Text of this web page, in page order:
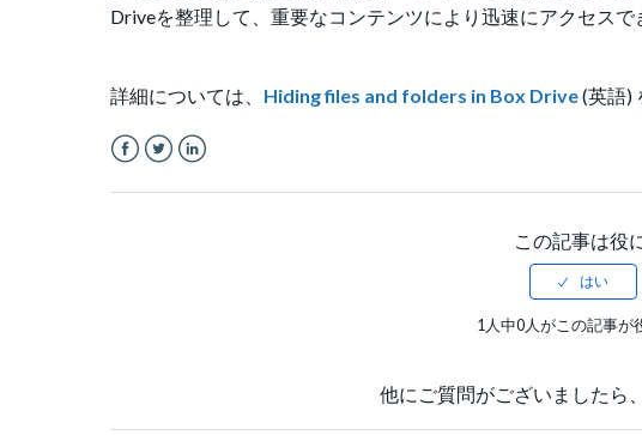
Driveを整理して、重要なコンテンツにより迅速にアクセスで
詳細については、 Hiding files and folders in Box Drive(英語)
この記事は役
1人中0人がこの記事が
他にご質問がございましたら、